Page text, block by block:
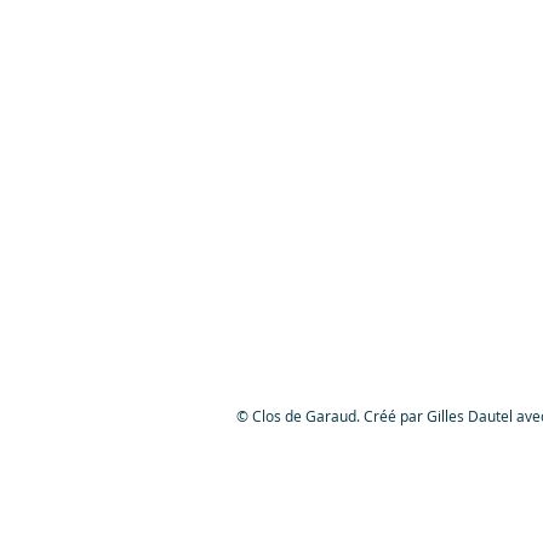
© Clos de Garaud. Créé par Gilles Dautel